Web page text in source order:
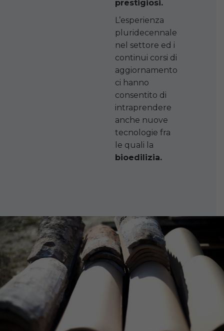
prestigiosi.
L’esperienza
pluridecennale
nel settore ed i
continui corsi di
aggiornamento
ci hanno
consentito di
intraprendere
anche nuove
tecnologie fra
le quali la
bioedilizia.